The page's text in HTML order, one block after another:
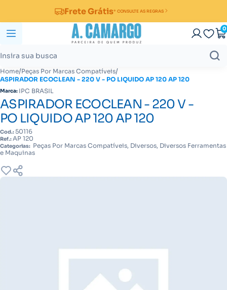
Frete Grátis* CONSULTE AS REGRAS
0
Home/Peças Por Marcas Compatíveis/
ASPIRADOR ECOCLEAN - 220 V - PO LIQUIDO AP 120 AP 120
Marca: IPC BRASIL
ASPIRADOR ECOCLEAN - 220 V -
PO LIQUIDO AP 120 AP 120
Cod.:50116
Ref.:AP 120
Categorias: Peças Por Marcas Compatíveis, Diversos, Diversos Ferramentas
e Maquinas